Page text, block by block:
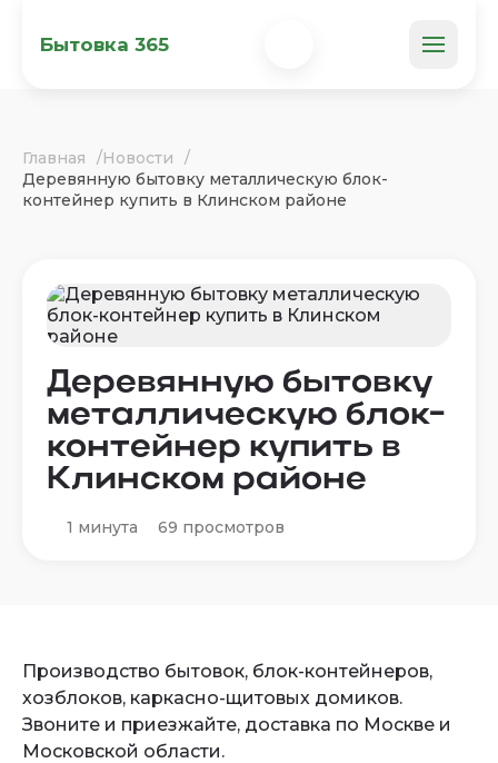
Бытовка 365
Главная
Новости
Деревянную бытовку металлическую блок-
контейнер купить в Клинском районе
Деревянную бытовку
металлическую блок-
контейнер купить в
Клинском районе
1 минута 69 просмотров
Производство бытовок, блок-контейнеров,
хозблоков, каркасно-щитовых домиков.
Звоните и приезжайте, доставка по Москве и
Московской области.